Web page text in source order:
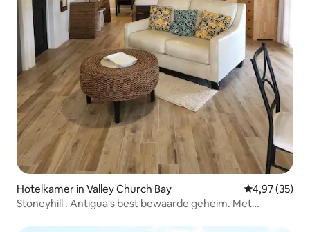
Hotelkamer in Valley Church Bay Gemiddelde
4,97 (35)
Stoneyhill . Antigua's best bewaarde geheim. Met